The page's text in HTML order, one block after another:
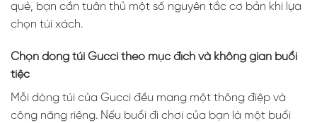
quẻ, bạn cần tuân thủ một số nguyên tắc cơ bản khi lựa
chọn túi xách.
Chọn dòng túi Gucci theo mục đích và không gian buổi
tiệc
Mỗi dòng túi của Gucci đều mang một thông điệp và
công năng riêng. Nếu buổi đi chơi của bạn là một buổi